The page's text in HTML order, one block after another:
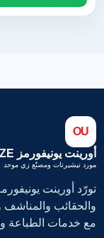
OU
أورينت يونيفورمز FZE
مورد تيشيرتات ومصنّع زي موحد
والحقائب والمناشف
مع خدمات الطباعة